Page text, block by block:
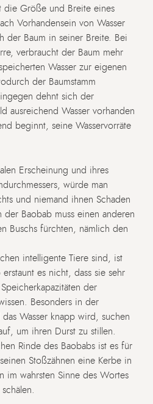
die Größe und Breite eines
Vorhandensein von Wasser
der Baum in seiner Breite. Bei
verbraucht der Baum mehr
Wasser zur eigenen
der Baumstamm
dehnt sich der
ausreichend Wasser vorhanden
beginnt, seine Wasservorräte
Erscheinung und ihres
würde man
und niemand ihnen Schaden
Baobab muss einen anderen
Buschs fürchten, nämlich den
intelligente Tiere sind, ist
es nicht, dass sie sehr
der
Besonders in der
Wasser knapp wird, suchen
um ihren Durst zu stillen.
Rinde des Baobabs ist es für
Stoßzähnen eine Kerbe in
im wahrsten Sinne des Wortes